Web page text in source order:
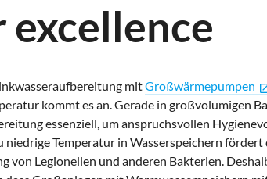
mitGroßwärmepumpen
kommt es an. Gerade in großvolumigen
essenziell, um anspruchsvollen
niedrige Temperatur in Wasserspeichern fördert
von Legionellen und anderen Bakterien.